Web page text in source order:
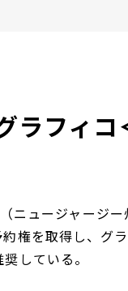
フィコ
ュージャージ
権を取得し、グ
している。